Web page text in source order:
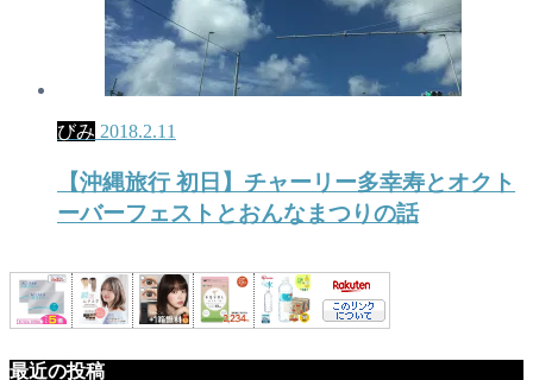
びみ 2018.2.11
【沖縄旅行 初日】チャーリー多幸寿とオクト
ーバーフェストとおんなまつりの話
最近の投稿